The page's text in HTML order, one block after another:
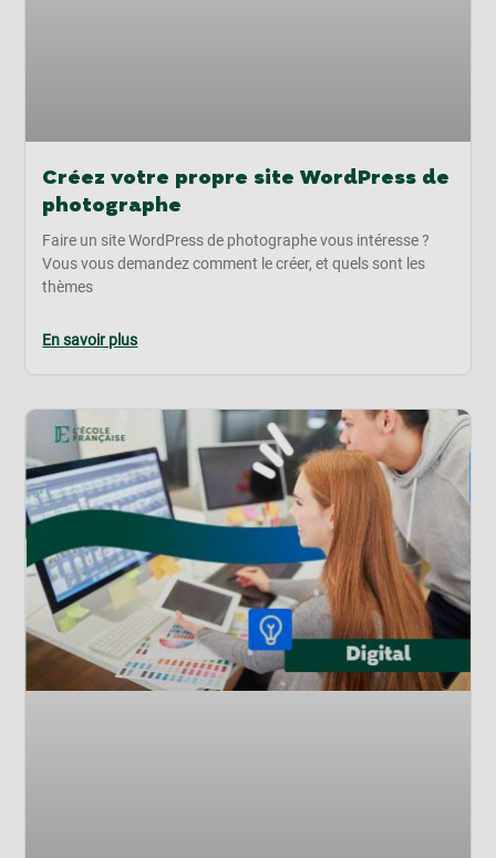
Créez votre propre site WordPress de
photographe
Faire un site WordPress de photographe vous intéresse ?
Vous vous demandez comment le créer, et quels sont les
thèmes
En savoir plus